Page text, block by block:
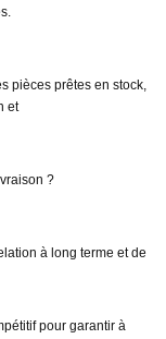
pièces prêtes en stock,
et
?
à long terme et de
pour garantir à